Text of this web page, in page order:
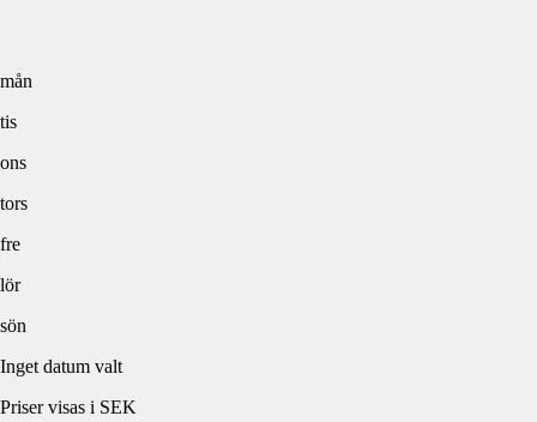
mån
tis
ons
tors
fre
lör
sön
Inget datum valt
Priser visas i SEK